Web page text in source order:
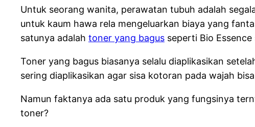
Untuk seorang wanita, perawatan tubuh adalah
untuk kaum hawa rela mengeluarkan biaya yang
satunya adalah toner yang bagus seperti Bio
Toner yang bagus biasanya selalu diaplikasikan
sering diaplikasikan agar sisa kotoran pada wajah
Namun faktanya ada satu produk yang fungsinya
toner?